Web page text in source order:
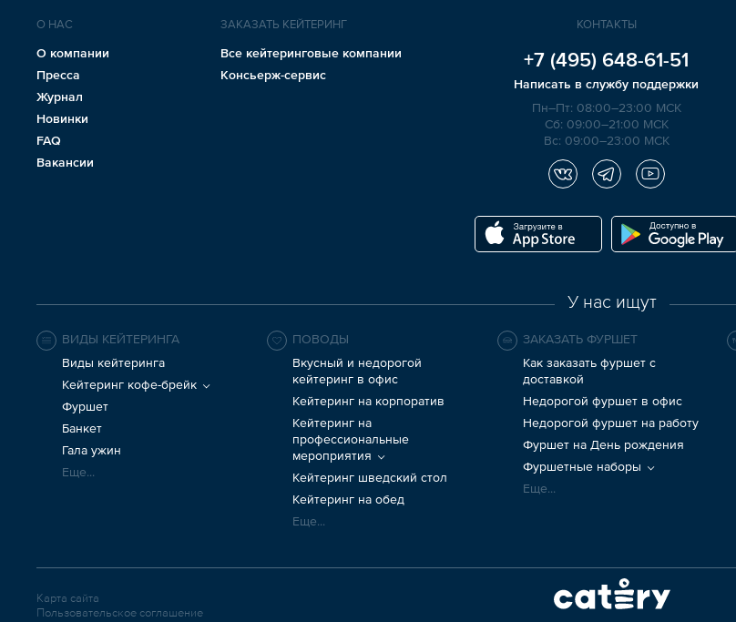
О НАС
О компании
Пресса
Журнал
Новинки
FAQ
Вакансии
ЗАКАЗАТЬ КЕЙТЕРИНГ
Все кейтеринговые компании
Консьерж-сервис
КОНТАКТЫ
+7 (495) 648-61-51
Написать в службу поддержки
Пн–Пт: 08:00–23:00 МСК
Сб: 09:00–21:00 МСК
Вс: 09:00–23:00 МСК
У нас ищут
ВИДЫ КЕЙТЕРИНГА
Виды кейтеринга
Кейтеринг кофе-брейк
Фуршет
Банкет
Гала ужин
Еще...
ПОВОДЫ
Вкусный и недорогой
кейтеринг в офис
Кейтеринг на корпоратив
Кейтеринг на
профессиональные
мероприятия
Кейтеринг шведский стол
Кейтеринг на обед
Еще...
ЗАКАЗАТЬ ФУРШЕТ
Как заказать фуршет с
доставкой
Недорогой фуршет в офис
Недорогой фуршет на работу
Фуршет на День рождения
Фуршетные наборы
Еще...
Карта сайта
Пользовательское соглашение